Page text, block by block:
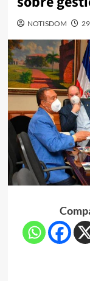
NOTISDOM